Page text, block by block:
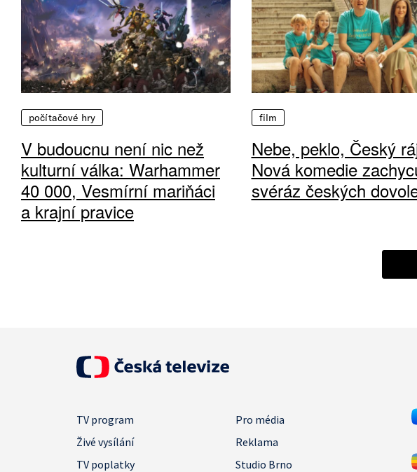
počítačové hry
V budoucnu není nic než
kulturní válka: Warhammer
40 000, Vesmírní mariňáci
a krajní pravice
film
Nebe, peklo, Český
Nová komedie
svéráz českých
TV program
Pro média
Živé vysílání
Reklama
TV poplatky
Studio Brno